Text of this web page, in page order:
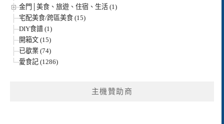
金門│美食、旅遊、住宿、生活 (1)
宅配美食/跨區美食 (15)
DIY食譜 (1)
開箱文 (15)
已歇業 (74)
愛食記 (1286)
主機贊助商